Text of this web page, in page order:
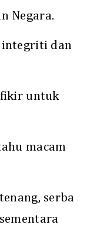
Negara.
integriti dan
fikir untuk
macam
serba